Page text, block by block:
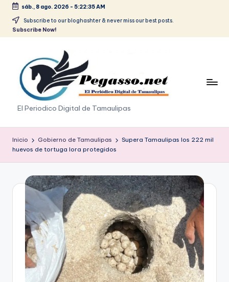
Saltar
sáb., 8 ago. 2026 - 5:22:35 AM
Subscribe to our bloghashter & never miss our best posts.
Subscribe Now!
p
e
g
a
p
El Periodico Digital de Tamaulipas
Inicio Gobierno de Tamaulipas
Supera Tamaulipas los 222 mil
huevos de tortuga lora protegidos